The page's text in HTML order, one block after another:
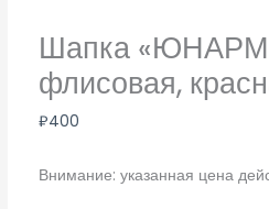
Шапка
флисовая,
₽400
Внимание: указанная цена